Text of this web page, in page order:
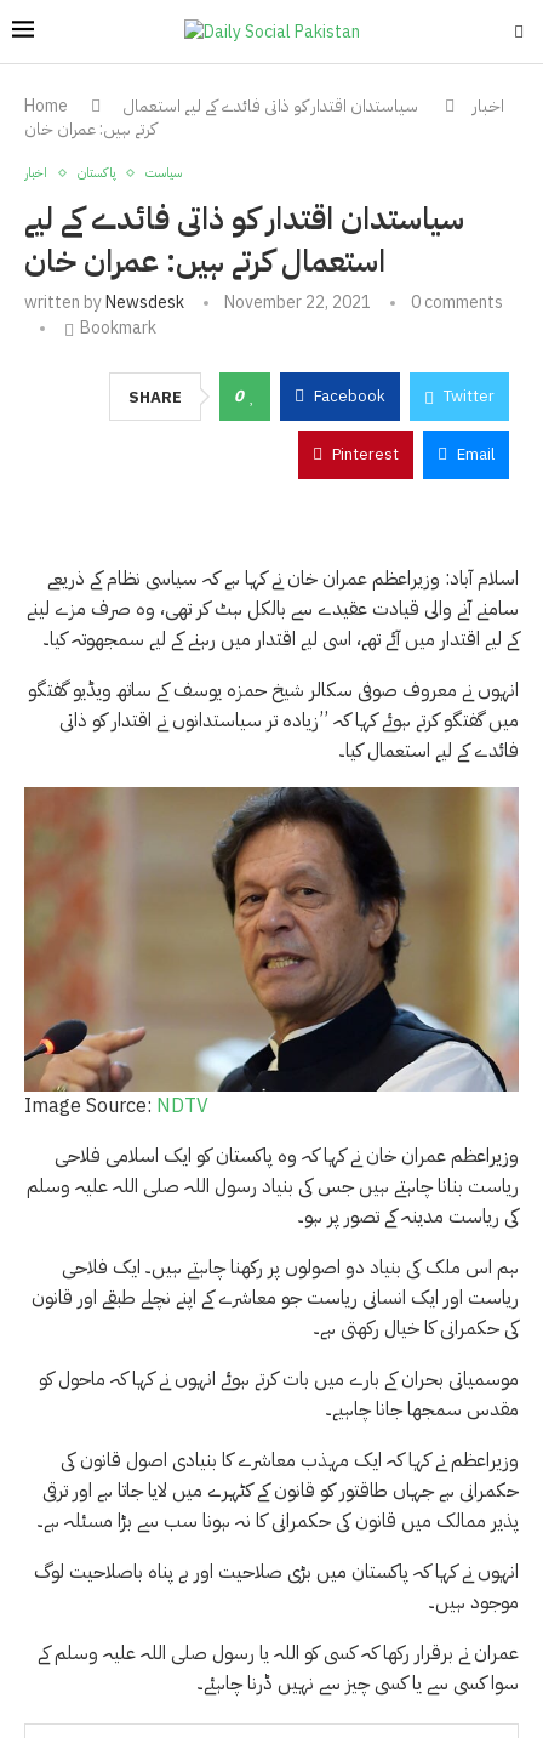
Home اخبار
سیاستدان اقتدار کو ذاتی فائدے کے لیے استعمال
کرتے ہیں: عمران خان
اخبار پاکستان سیاست
سیاستدان اقتدار کو ذاتی فائدے کے لیے
استعمال کرتے ہیں: عمران خان
written byNewsdesk November 22, 2021
0 comments
Bookmark
SHARE 0 Facebook Twitter
Pinterest Email
اسلام آباد: وزیراعظم عمران خان نے کہا ہے کہ سیاسی نظام کے ذریعے
سامنے آنے والی قیادت عقیدے سے بالکل ہٹ کر تھی، وہ صرف مزے لینے
کے لیے اقتدار میں آئے تھے، اسی لیے اقتدار میں رہنے کے لیے سمجھوتہ کیا۔
انہوں نے معروف صوفی سکالر شیخ حمزہ یوسف کے ساتھ ویڈیو گفتگو
میں گفتگو کرتے ہوئے کہا کہ ’’زیادہ تر سیاستدانوں نے اقتدار کو ذاتی
فائدے کے لیے استعمال کیا۔
Image Source: NDTV
وزیراعظم عمران خان نے کہا کہ وہ پاکستان کو ایک اسلامی فلاحی
ریاست بنانا چاہتے ہیں جس کی بنیاد رسول اللہ صلی اللہ علیہ وسلم
کی ریاست مدینہ کے تصور پر ہو۔
ہم اس ملک کی بنیاد دو اصولوں پر رکھنا چاہتے ہیں۔ ایک فلاحی
ریاست اور ایک انسانی ریاست جو معاشرے کے اپنے نچلے طبقے اور قانون
کی حکمرانی کا خیال رکھتی ہے۔
موسمیاتی بحران کے بارے میں بات کرتے ہوئے انہوں نے کہا کہ ماحول کو
مقدس سمجھا جانا چاہیے۔
وزیراعظم نے کہا کہ ایک مہذب معاشرے کا بنیادی اصول قانون کی
حکمرانی ہے جہاں طاقتور کو قانون کے کٹہرے میں لایا جاتا ہے اور ترقی
پذیر ممالک میں قانون کی حکمرانی کا نہ ہونا سب سے بڑا مسئلہ ہے۔
انہوں نے کہا کہ پاکستان میں بڑی صلاحیت اور بے پناہ باصلاحیت لوگ
موجود ہیں۔
عمران نے برقرار رکھا کہ کسی کو اللہ یا رسول صلی اللہ علیہ وسلم کے
سوا کسی سے یا کسی چیز سے نہیں ڈرنا چاہئے۔